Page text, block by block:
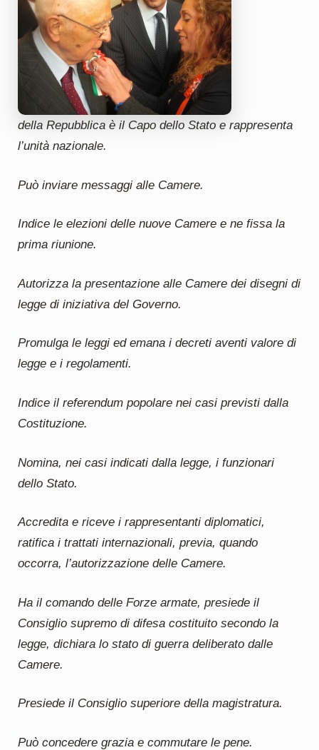
della Repubblica è il Capo dello Stato e rappresenta
l’unità nazionale.
Può inviare messaggi alle Camere.
Indice le elezioni delle nuove Camere e ne fissa la
prima riunione.
Autorizza la presentazione alle Camere dei disegni di
legge di iniziativa del Governo.
Promulga le leggi ed emana i decreti aventi valore di
legge e i regolamenti.
Indice il referendum popolare nei casi previsti dalla
Costituzione.
Nomina, nei casi indicati dalla legge, i funzionari
dello Stato.
Accredita e riceve i rappresentanti diplomatici,
ratifica i trattati internazionali, previa, quando
occorra, l’autorizzazione delle Camere.
Ha il comando delle Forze armate, presiede il
Consiglio supremo di difesa costituito secondo la
legge, dichiara lo stato di guerra deliberato dalle
Camere.
Presiede il Consiglio superiore della magistratura.
Può concedere grazia e commutare le pene.